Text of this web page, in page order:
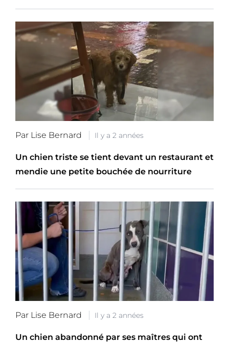
Par Lise Bernard Il y a 2 années
Un chien triste se tient devant un restaurant et
mendie une petite bouchée de nourriture
Par Lise Bernard Il y a 2 années
Un chien abandonné par ses maîtres qui ont